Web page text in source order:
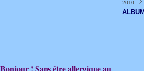
Bonjour ! Sans être allergique au
Mars
Avril
Mars
Mai
Avril
Juin
Mai
Juillet
Juin
Août
Juillet
Août
2010